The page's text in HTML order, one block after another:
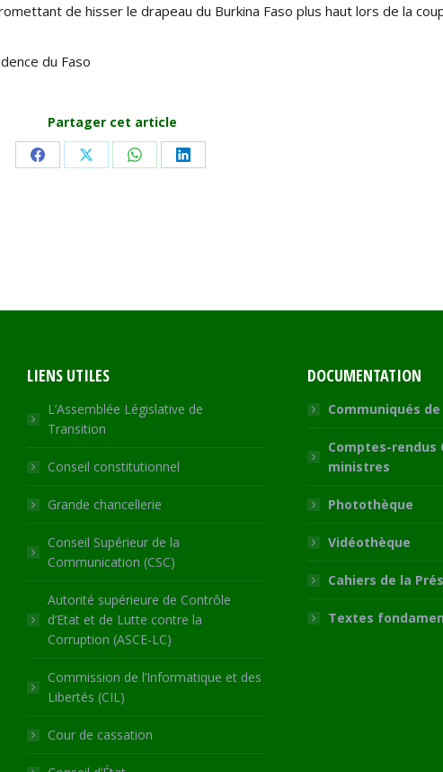
de hisser le drapeau du Burkina Faso plus haut lors de la
du Faso
Partager cet article
Share Share Share Share
LIENS UTILES
L’Assemblée Législative de
Transition
Conseil constitutionnel
Grande chancellerie
Conseil Supérieur de la
Communication (CSC)
Autorité supérieure de Contrôle
d’Etat et de Lutte contre la
Corruption (ASCE-LC)
Commission de l’Informatique et des
Libertés (CIL)
Cour de cassation
DOCUMENTATION
Communiqués
Comptes-rendus
ministres
Photothèque
Vidéothèque
Cahiers de la
Textes